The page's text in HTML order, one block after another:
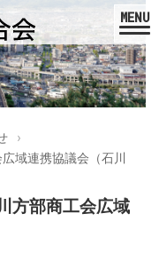
域連携協議会（石川
方部商工会広域